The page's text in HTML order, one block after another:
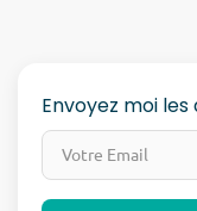
Envoyez moi